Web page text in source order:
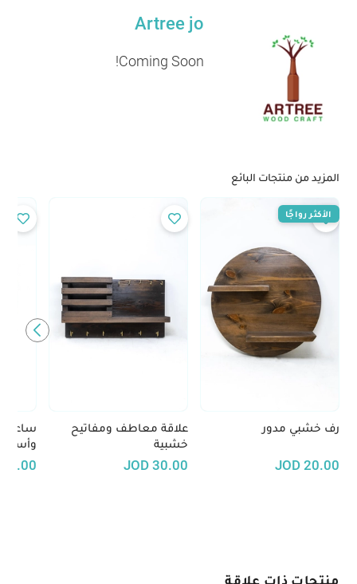
Artree jo
Coming Soon!
المزيد من منتجات البائع
رف خشبي مدور
20.00
JOD
الأكثر رواجًا
علاقة معاطف ومفاتيح
خشبية
30.00
JOD
ساعة
وأسود
35.00
منتجات ذات علاقة